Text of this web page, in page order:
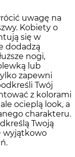
uwagę na
Kobiety o
się w
dodadzą
nogi,
lub
zapewni
Twój
z kolorami
ocieplą look, a
charakteru.
Twoją
wyjątkowo